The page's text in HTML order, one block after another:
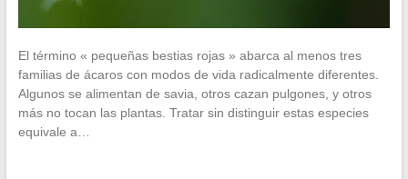
El término « pequeñas bestias rojas » abarca al menos tres
familias de ácaros con modos de vida radicalmente diferentes.
Algunos se alimentan de savia, otros cazan pulgones, y otros
más no tocan las plantas. Tratar sin distinguir estas especies
equivale a…